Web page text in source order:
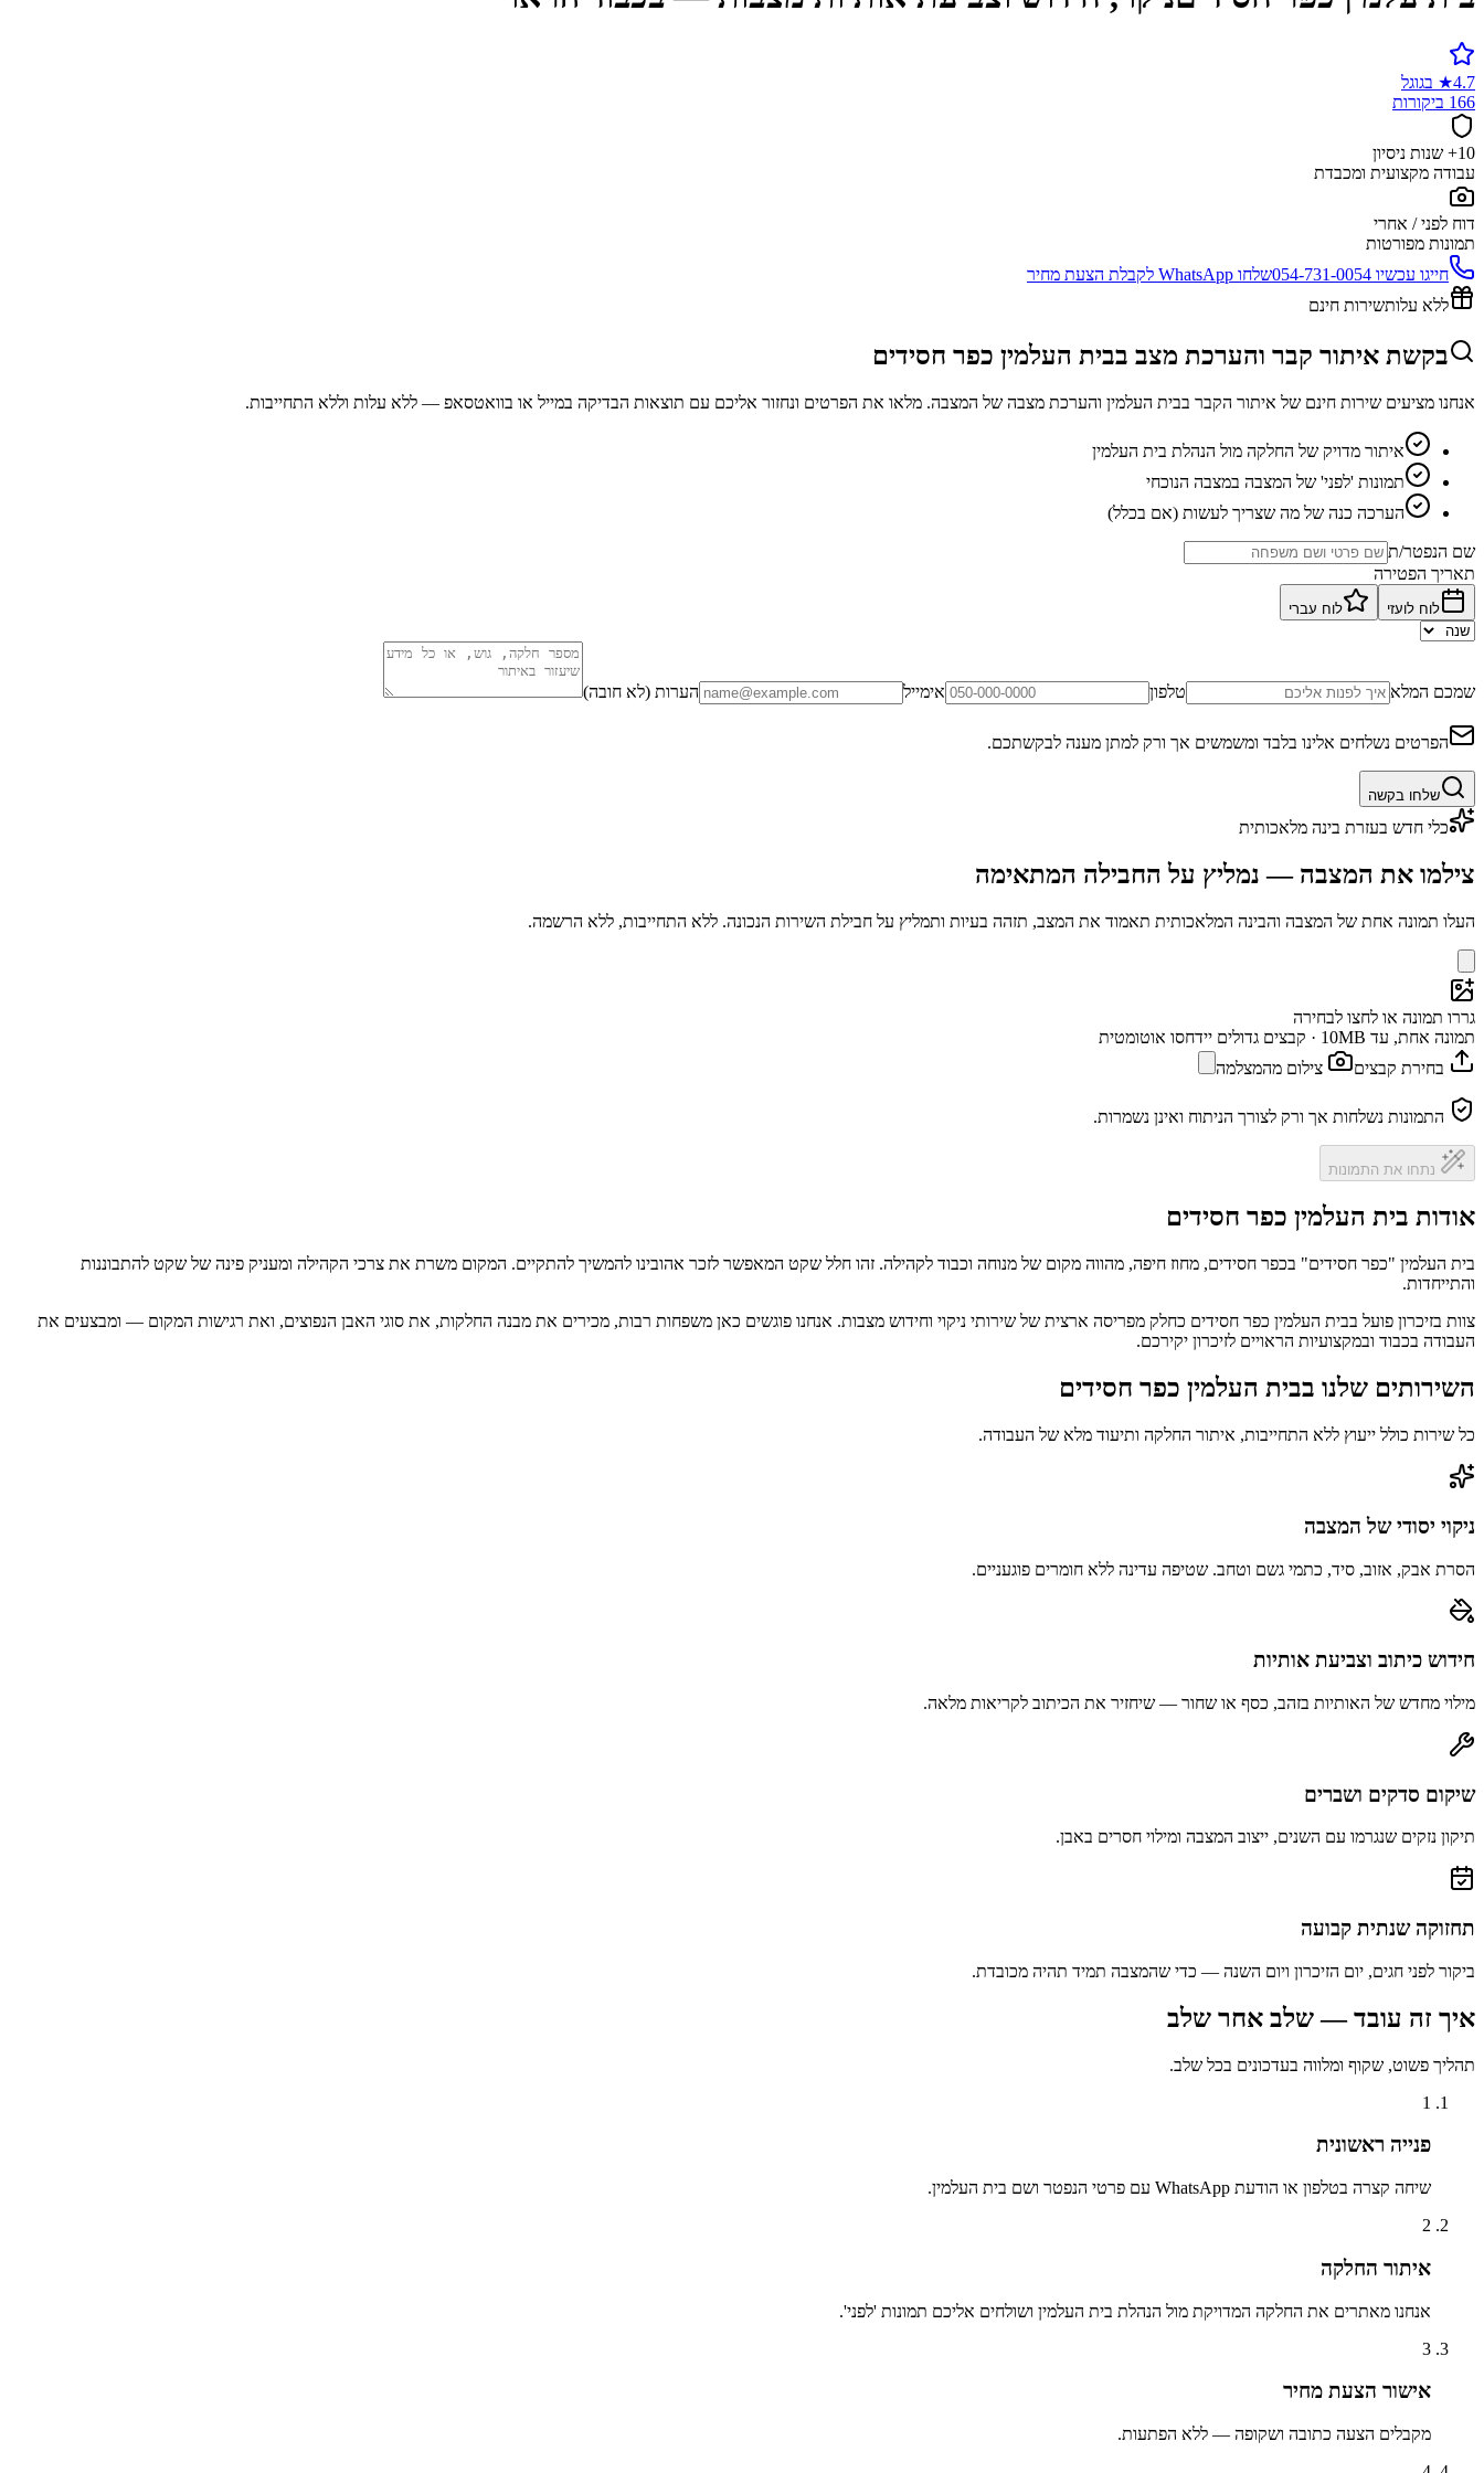
4.7
★ בגוגל
166 ביקורות
10+ שנות ניסיון
עבודה מקצועית ומכבדת
דוח לפני / אחרי
תמונות מפורטות
חייגו עכשיו 054-731-0054שלחו WhatsApp לקבלת הצעת מחיר
ללא עלותשירות חינם
בקשת איתור קבר והערכת מצב בבית העלמין כפר חסידים
אנחנו מציעים שירות חינם של איתור הקבר בבית העלמין והערכת מצבה של המצבה. מלאו את הפרטים ונחזור אליכם עם תוצאות הבדיקה במייל או בוואטסאפ — ללא עלות וללא התחייבות.
איתור מדויק של החלקה מול הנהלת בית העלמין
תמונות 'לפני' של המצבה במצבה הנוכחי
הערכה כנה של מה שצריך לעשות (אם בכלל)
שם הנפטר/ת
תאריך הפטירה
לוח לועזי לוח עברי
שמכם המלא טלפון אימייל הערות (לא חובה)
הפרטים נשלחים אלינו בלבד ומשמשים אך ורק למתן מענה לבקשתכם.
שלחו בקשה
כלי חדש בעזרת בינה מלאכותית
צילמו את המצבה — נמליץ על החבילה המתאימה
העלו תמונה אחת של המצבה והבינה המלאכותית תאמוד את המצב, תזהה בעיות ותמליץ על חבילת השירות הנכונה. ללא התחייבות, ללא הרשמה.
גררו תמונה או לחצו לבחירה
תמונה אחת, עד 10MB · קבצים גדולים יידחסו אוטומטית
בחירת קבצים
צילום מהמצלמה
התמונות נשלחות אך ורק לצורך הניתוח ואינן נשמרות.
נתחו את התמונות
אודות בית העלמין כפר חסידים
בית העלמין "כפר חסידים" בכפר חסידים, מחוז חיפה, מהווה מקום של מנוחה וכבוד לקהילה. זהו חלל שקט המאפשר לזכר אהובינו להמשיך להתקיים. המקום משרת את צרכי הקהילה ומעניק פינה של שקט להתבוננות
והתייחדות.
צוות בזיכרון פועל בבית העלמין כפר חסידים כחלק מפריסה ארצית של שירותי ניקוי וחידוש מצבות. אנחנו פוגשים כאן משפחות רבות, מכירים את מבנה החלקות, את סוגי האבן הנפוצים, ואת רגישות המקום — ומבצעים את
העבודה בכבוד ובמקצועיות הראויים לזיכרון יקירכם.
השירותים שלנו בבית העלמין כפר חסידים
כל שירות כולל ייעוץ ללא התחייבות, איתור החלקה ותיעוד מלא של העבודה.
ניקוי יסודי של המצבה
הסרת אבק, אזוב, סיד, כתמי גשם וטחב. שטיפה עדינה ללא חומרים פוגעניים.
חידוש כיתוב וצביעת אותיות
מילוי מחדש של האותיות בזהב, כסף או שחור — שיחזיר את הכיתוב לקריאות מלאה.
שיקום סדקים ושברים
תיקון נזקים שנגרמו עם השנים, ייצוב המצבה ומילוי חסרים באבן.
תחזוקה שנתית קבועה
ביקור לפני חגים, יום הזיכרון ויום השנה — כדי שהמצבה תמיד תהיה מכובדת.
איך זה עובד — שלב אחר שלב
תהליך פשוט, שקוף ומלווה בעדכונים בכל שלב.
1
פנייה ראשונית
שיחה קצרה בטלפון או הודעת WhatsApp עם פרטי הנפטר ושם בית העלמין.
2
איתור החלקה
אנחנו מאתרים את החלקה המדויקת מול הנהלת בית העלמין ושולחים אליכם תמונות 'לפני'.
3
אישור הצעת מחיר
מקבלים הצעה כתובה ושקופה — ללא הפתעות.